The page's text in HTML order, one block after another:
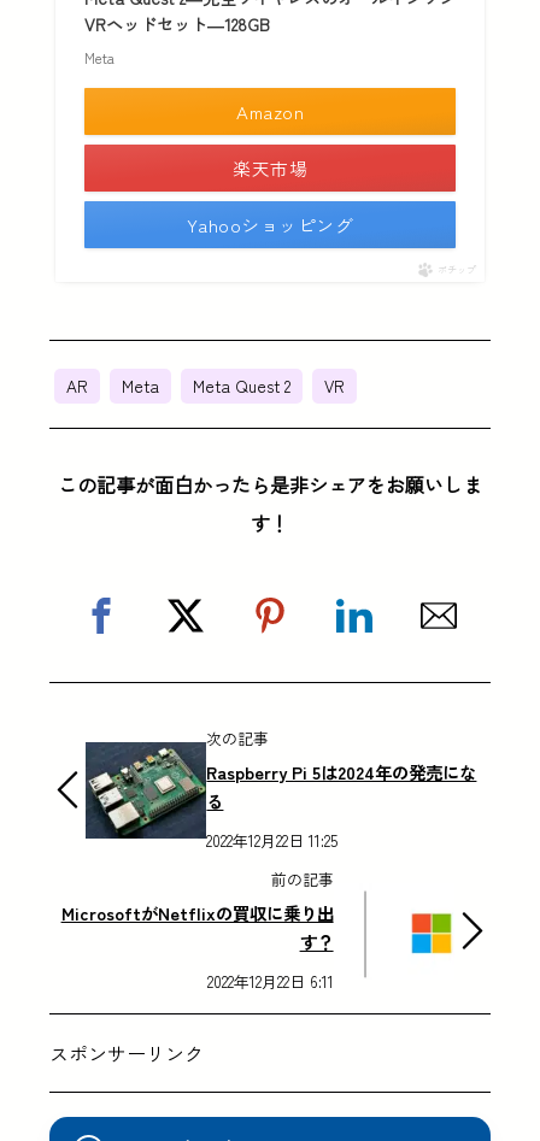
VRヘッドセット—128GB
Meta
Amazon
楽天市場
Yahooショッピング
ポチップ
AR Meta Meta Quest 2 VR
この記事が面白かったら是非シェアをお願いしま
す！
次の記事
Raspberry Pi 5は2024年の発売にな
る
2022年12月22日 11:25
前の記事
MicrosoftがNetflixの買収に乗り出
す？
2022年12月22日 6:11
スポンサーリンク